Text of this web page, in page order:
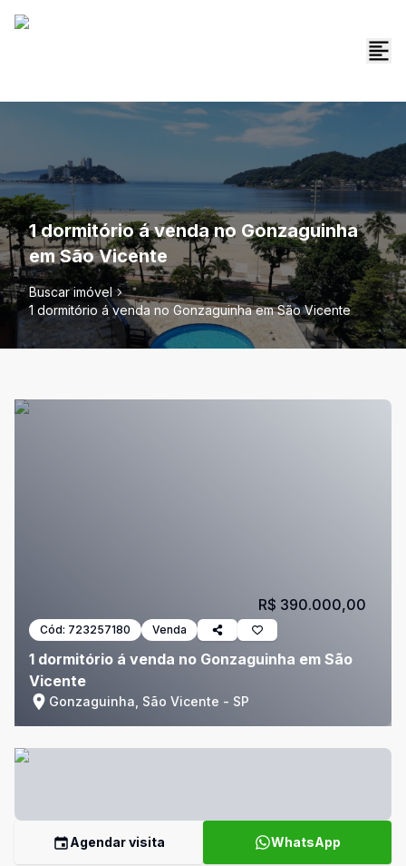
1 dormitório á venda no Gonzaguinha
em São Vicente
Buscar imóvel
1 dormitório á venda no Gonzaguinha em São Vicente
Cód: 723257180 Venda
1 dormitório á venda no Gonzaguinha em São
Vicente
Gonzaguinha, São Vicente - SP
R$ 390.000,00
Agendar visita WhatsApp